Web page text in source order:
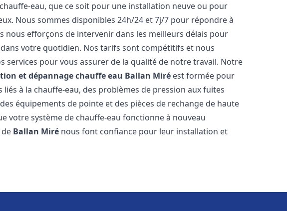
eau, que ce soit pour une installation neuve ou pour
Nous sommes disponibles 24h/24 et 7j/7 pour répondre à
nous efforçons de intervenir dans les meilleurs délais pour
votre quotidien. Nos tarifs sont compétitifs et nous
services pour vous assurer de la qualité de notre travail. Notre
et dépannage chauffe eau Ballan Miré est formée pour
à la chauffe-eau, des problèmes de pression aux fuites
équipements de pointe et des pièces de rechange de haute
votre système de chauffe-eau fonctionne à nouveau
Ballan Miré nous font confiance pour leur installation et